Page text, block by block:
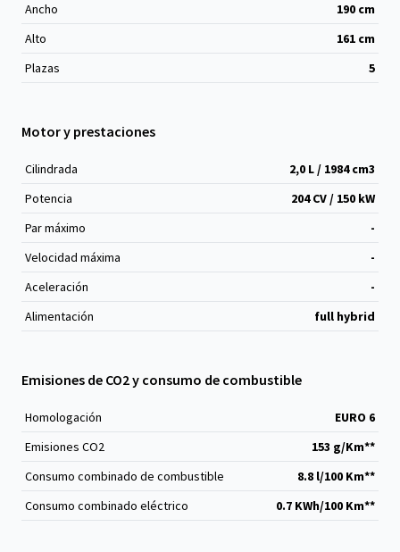
Ancho
190 cm
Alto
161 cm
Plazas
5
Motor y prestaciones
Cilindrada 2,0 L / 1984 cm3
Potencia
204 CV / 150 kW
Par máximo
-
Velocidad máxima
-
Aceleración
-
Alimentación
full hybrid
Emisiones de CO2 y consumo de combustible
Homologación
EURO 6
Emisiones CO2
153 g/Km**
Consumo combinado de combustible
8.8 l/100 Km**
Consumo combinado eléctrico
0.7 KWh/100 Km**